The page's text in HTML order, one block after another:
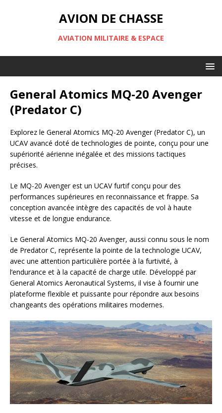
AVION DE CHASSE
AVIATION MILITAIRE & ESPACE
General Atomics MQ-20 Avenger
(Predator C)
Explorez le General Atomics MQ-20 Avenger (Predator C), un
UCAV avancé doté de technologies de pointe, conçu pour une
supériorité aérienne inégalée et des missions tactiques
précises.
Le MQ-20 Avenger est un UCAV furtif conçu pour des
performances supérieures en reconnaissance et frappe. Sa
conception avancée intègre des capacités de vol à haute
vitesse et de longue endurance.
Le General Atomics MQ-20 Avenger, aussi connu sous le nom
de Predator C, représente la pointe de la technologie UCAV,
avec une attention particulière portée à la furtivité, à
l’endurance et à la capacité de charge utile. Développé par
General Atomics Aeronautical Systems, il vise à fournir une
plateforme flexible et puissante pour répondre aux besoins
changeants des opérations militaires modernes.